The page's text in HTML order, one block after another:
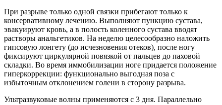
При разрыве только одной связки прибегают только к
консервативному лечению. Выполняют пункцию сустава,
эвакуируют кровь, а в полость коленного сустава вводят
растворы анальгетиков. На неделю целесообразно наложить
гипсовую лонгету (до исчезновения отеков), после ногу
фиксируют циркулярной повязкой от пальцев до паховой
складки. Во время иммобилизации ноге придается положение
гиперкоррекции: функционально выгодная поза с
избыточным отклонением голени в сторону разрыва.
Ультразвуковые волны применяются с 3 дня. Параллельно